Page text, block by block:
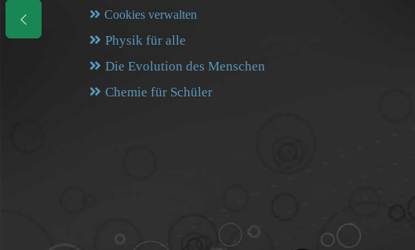
Cookies verwalten
Physik für alle
Die Evolution des Menschen
Chemie für Schüler